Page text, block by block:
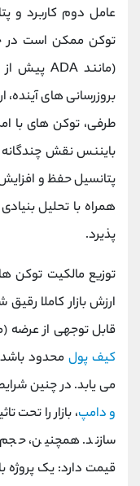
عامل دوم کاربرد و
توکن ممکن است در
(مانند ADA پیش از راه‌ اندازی
بروزرسانی‌ های
طرفی، توکن ‌های با
بایننس نقش چندگانه
همراه با تحلیل
پذیرد.
توزیع مالکیت توکن
قابل‌ توجهی از عرضه (مانند 51% یا بیشتر) در
کیف پولمحدود
می‌ یابد. در چنین
و دامپ
سازند. همچنین،